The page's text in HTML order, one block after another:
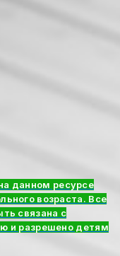
данном ресурсе
возраста. Все
связана с
и разрешено детям